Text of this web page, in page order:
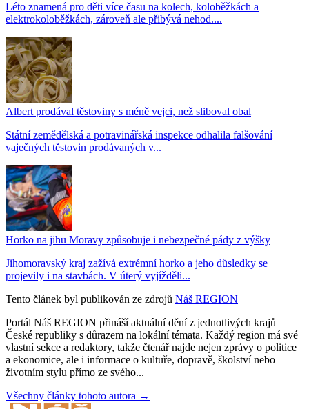
Léto znamená pro děti více času na kolech, koloběžkách a
elektrokoloběžkách, zároveň ale přibývá nehod....
Albert prodával těstoviny s méně vejci, než sliboval obal
Státní zemědělská a potravinářská inspekce odhalila falšování
vaječných těstovin prodávaných v...
Horko na jihu Moravy způsobuje i nebezpečné pády z výšky
Jihomoravský kraj zažívá extrémní horko a jeho důsledky se
projevily i na stavbách. V úterý vyjížděli...
Tento článek byl publikován ze zdrojů Náš REGION
Portál Náš REGION přináší aktuální dění z jednotlivých krajů
České republiky s důrazem na lokální témata. Každý region má své
vlastní sekce a redaktory, takže čtenář najde nejen zprávy o politice
a ekonomice, ale i informace o kultuře, dopravě, školství nebo
životním stylu přímo ze svého...
Všechny články tohoto autora →